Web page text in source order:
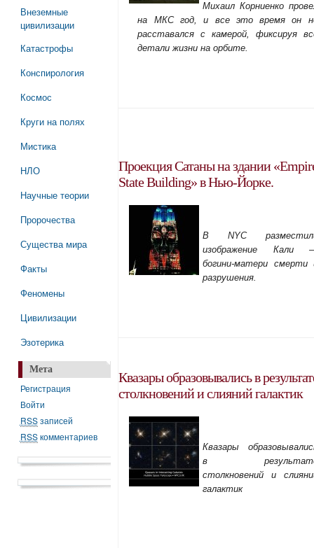
Внеземные
цивилизации
Катастрофы
Конспирология
Космос
Круги на полях
Мистика
НЛО
Научные теории
Пророчества
Существа мира
Факты
Феномены
Цивилизации
Эзотерика
Мета
Регистрация
Войти
RSSзаписей
RSSкомментариев
Михаил Корниенко
на МКС год, и все это время он
расставался с камерой, фиксируя
детали жизни на орбите.
Проекция Сатаны на здании
State Building» в Нью-Йорке.
В NYC
изображение Кали
богини-матери смерти
разрушения.
Квазары образовывались в
столкновений и слияний галактик
Квазары
в
столкновений и
галактик